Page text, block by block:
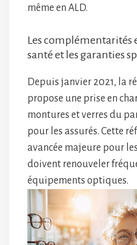
même en ALD.
Les complémentarités
santé et les garanties
Depuis janvier 2021, la
propose une prise en
montures et verres du
pour les assurés. Cette
avancée majeure pour
doivent renouveler
équipements optiques.